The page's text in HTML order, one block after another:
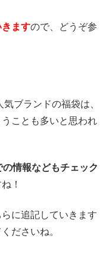
ますので、どうぞ参
ブランドの福袋は、
ことも多いと思われ
情報などもチェック
！
に追記していきます
ださいね。